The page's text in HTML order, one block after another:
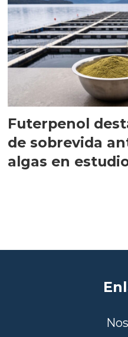
Futerpenol
de sobrevida
algas en